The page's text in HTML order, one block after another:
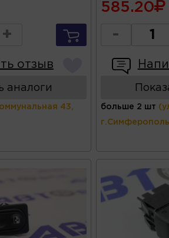
+
отзыв
аналоги
43,
585.20
-
больше 2 шт